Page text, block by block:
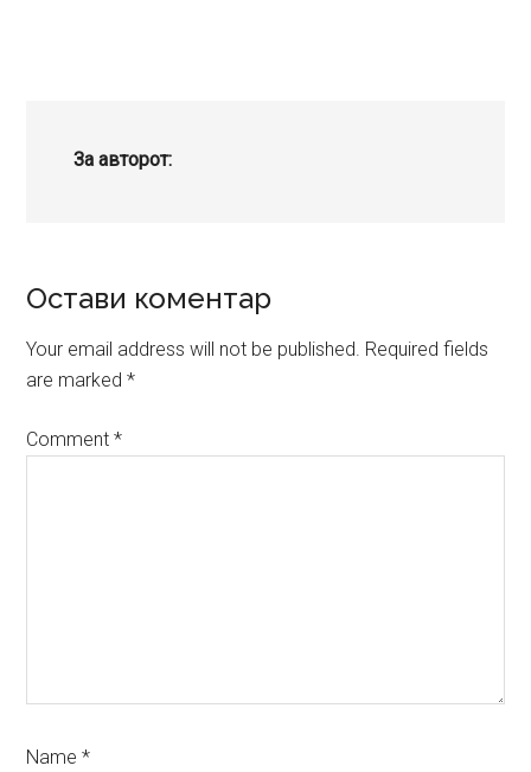
За авторот:
Reader
Interactions
Остави коментар
Your email address will not be published. Required fields
are marked*
Comment*
Name*